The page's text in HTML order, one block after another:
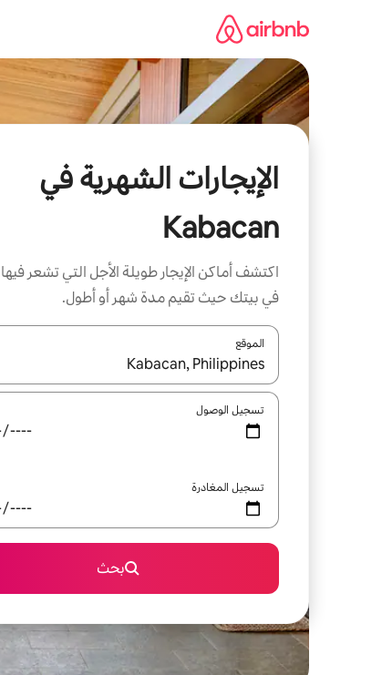
الإيجارات الشهرية في
Kabacan
اكتشف أماكن الإيجار طويلة الأجل التي تشعر
في بيتك حيث تقيم مدة شهر أو أطول.
الموقع
عند توفر النتائج، انتقل باستخدام السهمين
تسجيل الوصول
تسجيل المغادرة
بحث